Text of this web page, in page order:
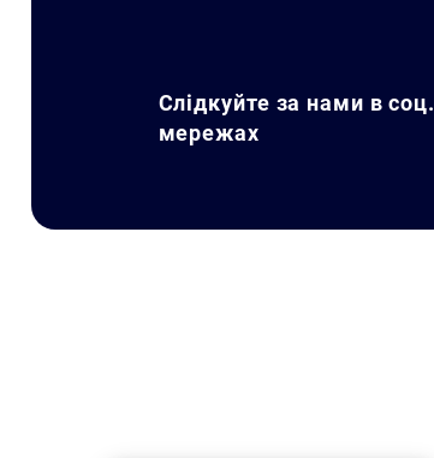
Слідкуйте за нами в соц.
мережах